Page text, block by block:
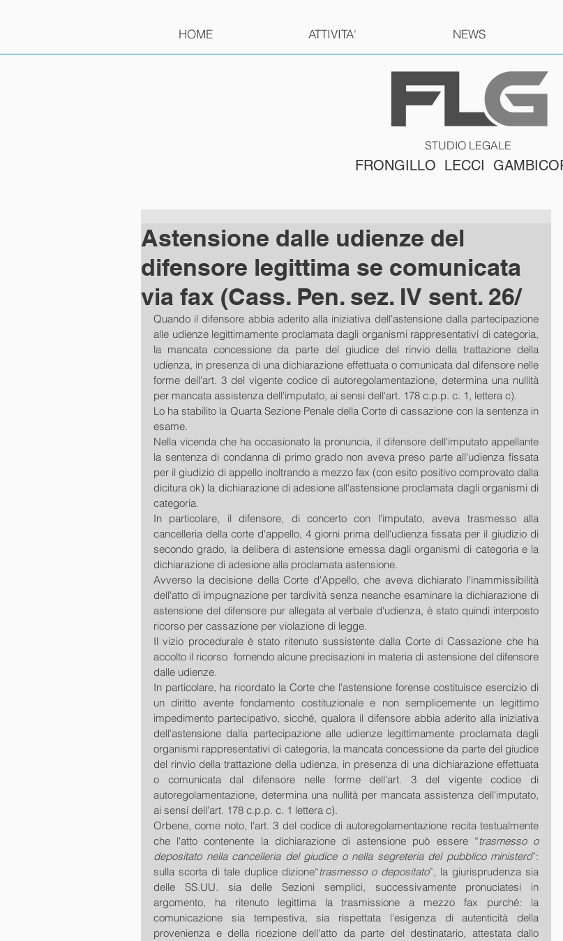
HOME ATTIVITA' NEWS
STUDIO LEGALE
FRONGILLO LECCI
Astensione dalle udienze del
difensore legittima se comunicata
via fax (Cass. Pen. sez. IV sent. 26/
Quando il difensore abbia aderito alla iniziativa dell'astensione dalla partecipazione
alle udienze legittimamente proclamata dagli organismi rappresentativi di categoria,
la mancata concessione da parte del giudice del rinvio della trattazione della
udienza, in presenza di una dichiarazione effettuata o comunicata dal difensore nelle
forme dell'art. 3 del vigente codice di autoregolamentazione, determina una nullità
per mancata assistenza dell'imputato, ai sensi dell'art. 178 c.p.p. c. 1, lettera c).
Lo ha stabilito la Quarta Sezione Penale della Corte di cassazione con la sentenza in
esame.
Nella vicenda che ha occasionato la pronuncia, il difensore dell'imputato appellante
la sentenza di condanna di primo grado non aveva preso parte all'udienza fissata
per il giudizio di appello inoltrando a mezzo fax (con esito positivo comprovato dalla
dicitura ok) la dichiarazione di adesione all'astensione proclamata dagli organismi di
categoria.
In particolare, il difensore, di concerto con l'imputato, aveva trasmesso alla
cancelleria della corte d'appello, 4 giorni prima dell'udienza fissata per il giudizio di
secondo grado, la delibera di astensione emessa dagli organismi di categoria e la
dichiarazione di adesione alla proclamata astensione.
Avverso la decisione della Corte d'Appello, che aveva dichiarato l'inammissibilità
dell'atto di impugnazione per tardività senza neanche esaminare la dichiarazione di
astensione del difensore pur allegata al verbale d'udienza, è stato quindi interposto
ricorso per cassazione per violazione di legge.
Il vizio procedurale è stato ritenuto sussistente dalla Corte di Cassazione che ha
accolto il ricorso  fornendo alcune precisazioni in materia di astensione del difensore
dalle udienze.
In particolare, ha ricordato la Corte che l'astensione forense costituisce esercizio di
un diritto avente fondamento costituzionale e non semplicemente un legittimo
impedimento partecipativo, sicché, qualora il difensore abbia aderito alla iniziativa
dell'astensione dalla partecipazione alle udienze legittimamente proclamata dagli
organismi rappresentativi di categoria, la mancata concessione da parte del giudice
del rinvio della trattazione della udienza, in presenza di una dichiarazione effettuata
o comunicata dal difensore nelle forme dell'art. 3 del vigente codice di
autoregolamentazione, determina una nullità per mancata assistenza dell'imputato,
ai sensi dell'art. 178 c.p.p. c. 1 lettera c).
Orbene, come noto, l'art. 3 del codice di autoregolamentazione recita testualmente
che l'atto contenente la dichiarazione di astensione può essere “trasmesso o
depositato nella cancelleria del giudice o nella segreteria del pubblico ministero”:
sulla scorta di tale duplice dizione“trasmesso o depositato”, la giurisprudenza sia
delle SS.UU. sia delle Sezioni semplici, successivamente pronuciatesi in
argomento, ha ritenuto legittima la trasmissione a mezzo fax purché: la
comunicazione sia tempestiva, sia rispettata l'esigenza di autenticità della
provenienza e della ricezione dell'atto da parte del destinatario, attestata dallo